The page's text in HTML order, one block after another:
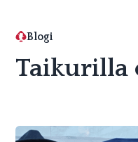
Blogi
Taikurilla